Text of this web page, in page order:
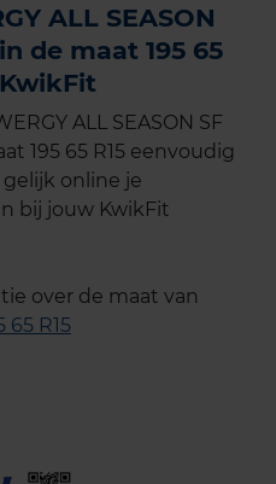
ALL SEASON
de maat 195 65
ALL SEASON SF
195 65 R15 eenvoudig
online je
bij jouw KwikFit
over de maat van
65 R15